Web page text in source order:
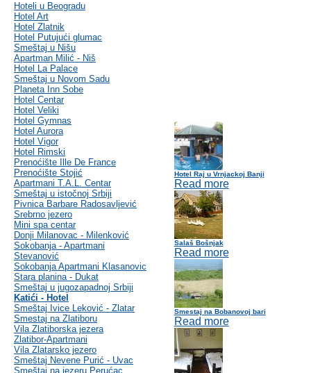
Hoteli u Beogradu
Hotel Art
Hotel Zlatnik
Hotel Putujući glumac
Smeštaj u Nišu
Apartman Milić - Niš
Hotel La Palace
Smeštaj u Novom Sadu
Planeta Inn Sobe
Hotel Centar
Hotel Veliki
Hotel Gymnas
Hotel Aurora
Hotel Vigor
Hotel Rimski
Prenoćište Ille De France
Prenoćište Stojić
Apartmani T.A.L. Centar
Smeštaj u istočnoj Srbiji
Pivnica Barbare Radosavljević
Srebrno jezero
Mini spa centar
Donji Milanovac - Milenković
Sokobanja - Apartmani
Stevanović
Sokobanja Apartmani Klasanovic
Stara planina - Dukat
Smeštaj u jugozapadnoj Srbiji
Katići - Hotel
Smeštaj Ivice Leković - Zlatar
Smestaj na Zlatiboru
Vila Zlatiborska jezera
Zlatibor-Apartmani
Vila Zlatarsko jezero
Smeštaj Nevene Purić - Uvac
Smeštaj na jezeru Perućac
Hotel Raj u Vrnjackoj Banji
Read more
Salaš Bošnjak
Read more
Smestaj na Bobanovoj bari
Read more